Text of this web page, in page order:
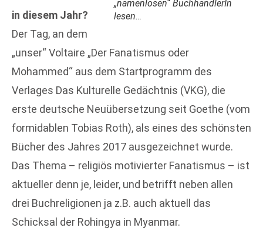
„namenlosen“ BuchhändlerIn
lesen…
in diesem Jahr?
Der Tag, an dem
„unser“ Voltaire „Der Fanatismus oder
Mohammed“ aus dem Startprogramm des
Verlages Das Kulturelle Gedächtnis (VKG), die
erste deutsche Neuübersetzung seit Goethe (vom
formidablen Tobias Roth), als eines des schönsten
Bücher des Jahres 2017 ausgezeichnet wurde.
Das Thema – religiös motivierter Fanatismus – ist
aktueller denn je, leider, und betrifft neben allen
drei Buchreligionen ja z.B. auch aktuell das
Schicksal der Rohingya in Myanmar.